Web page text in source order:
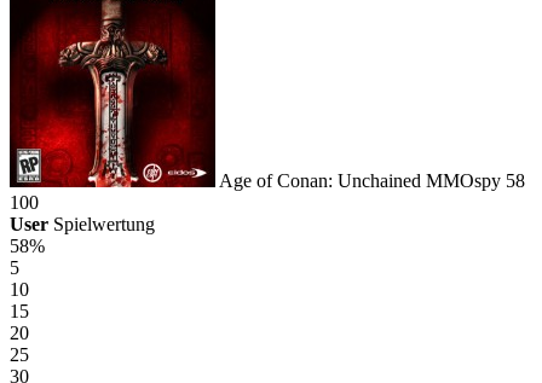
Age of Conan: Unchained MMOspy 58
100
User Spielwertung
58%
5
10
15
20
25
30